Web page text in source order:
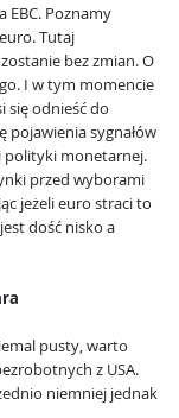
EBC. Poznamy
Tutaj
bez zmian. O
I w tym momencie
się odnieść do
pojawienia sygnałów
polityki monetarnej.
przed wyborami
jeżeli euro straci to
dość nisko a
pusty, warto
z USA.
niemniej jednak